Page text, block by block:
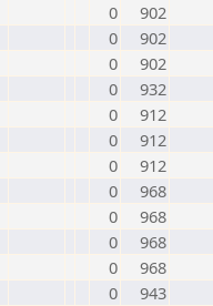
0
902
0
902
0
902
0
932
0
912
0
912
0
912
0
968
0
968
0
968
0
968
0
943